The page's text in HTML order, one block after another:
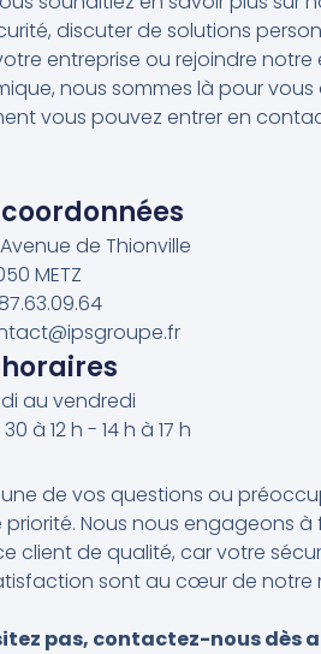
discuter de solutions
entreprise ou rejoindre notre
nous sommes là pour vous
vous pouvez entrer en
coordonnées
de Thionville
METZ
horaires
au vendredi
à 12 h - 14 h à 17 h
de vos questions ou
priorité. Nous nous engageons à
client de qualité, car votre
sont au cœur de notre
pas, contactez-nous dès